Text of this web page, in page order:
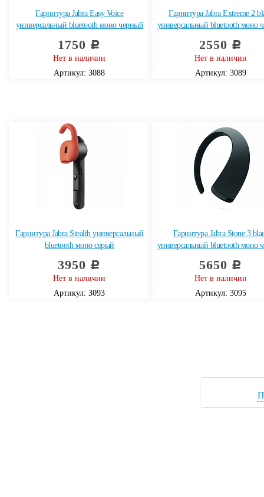
Гарнитура Jabra Easy Voice
универсальный bluetooth моно черный
1750 c
Нет в наличии
Артикул: 3088
Гарнитура Jabra Extreme 2
универсальный bluetooth моно
2550 c
Нет в наличии
Артикул: 3089
Гарнитура Jabra Stealth универсальный
bluetooth моно серый
3950 c
Нет в наличии
Артикул: 3093
Гарнитура Jabra Stone 3
универсальный bluetooth моно
5650 c
Нет в наличии
Артикул: 3095